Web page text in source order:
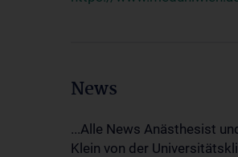
News
...Alle News Anästhesist
Klein von der